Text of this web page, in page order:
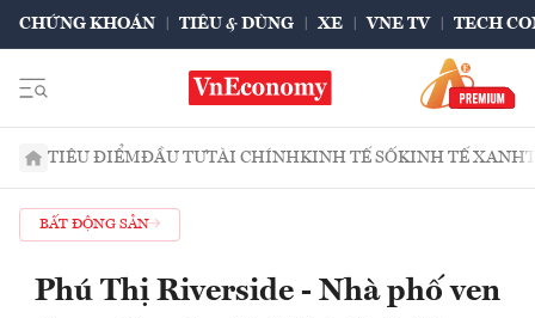
CHỨNG KHOÁN TIÊU & DÙNG XE VNE TV TECH
TIÊU ĐIỂMĐẦU TƯTÀI CHÍNHKINH TẾ SỐKINH TẾ XANH
BẤT ĐỘNG SẢN
Phú Thị Riverside - Nhà phố ven